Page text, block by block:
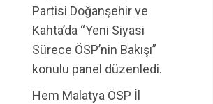
Partisi Doğanşehir ve
Kahta’da “Yeni Siyasi
Sürece ÖSP’nin Bakışı”
konulu panel düzenledi.
Hem Malatya ÖSP İl